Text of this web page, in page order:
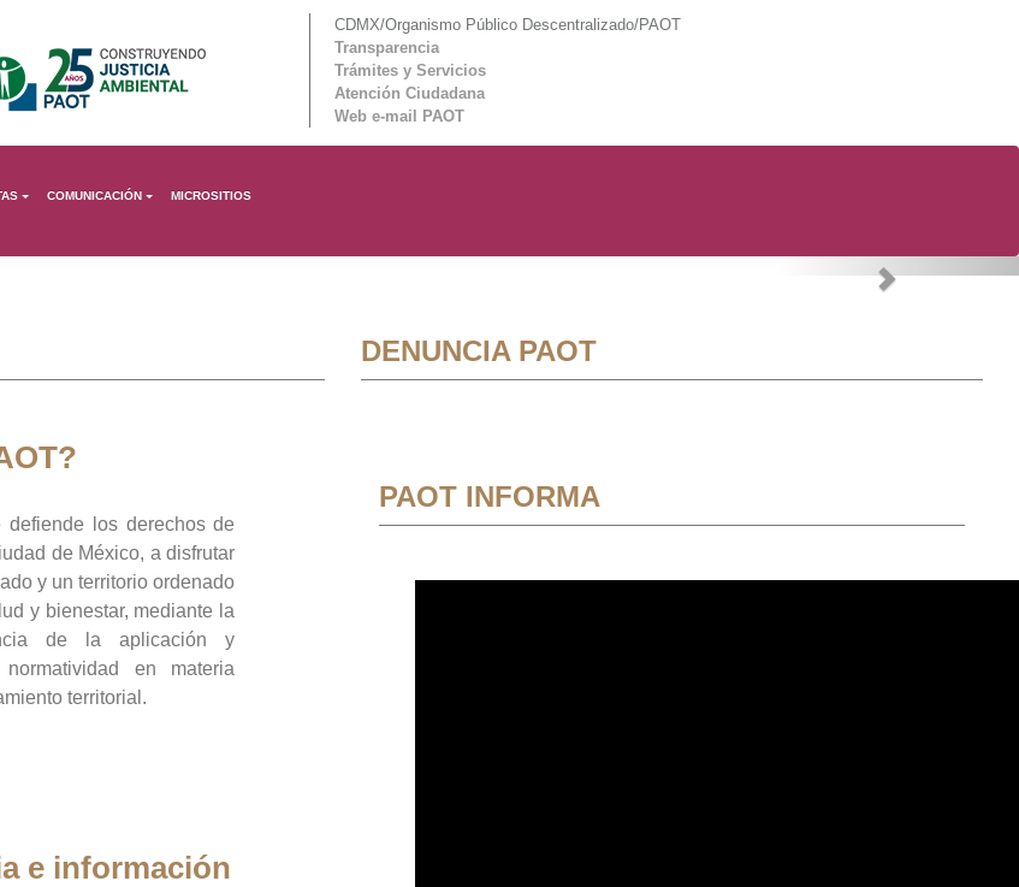
CDMX/Organismo Público Descentralizado/PAOT
Transparencia
Trámites y Servicios
Atención Ciudadana
Web e-mail PAOT
COMUNICACIÓN MICROSITIOS
Next
defiende los derechos de
de México, a disfrutar
y un territorio ordenado
y bienestar, mediante la
de la aplicación y
en materia
territorial.
e información
DENUNCIA PAOT
PAOT INFORMA